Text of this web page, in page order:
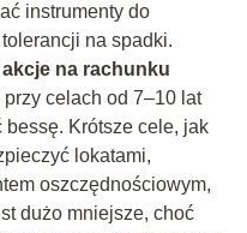
instrumenty do
na spadki.
na rachunku
celach od 7–10 lat
Krótsze cele, jak
lokatami,
oszczędnościowym,
dużo mniejsze, choć